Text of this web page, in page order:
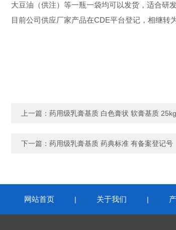
大豆油（供注）等一瓶一袋均可以发货，适合研发
目前公司供应厂家产品在CDE平台登记，相继转
上一篇： 药用级乳膏基质 白色膏状 软膏基质
下一篇： 药用级乳膏基质 药典标准 有备案登记号
网站首页 | 关于我们 |